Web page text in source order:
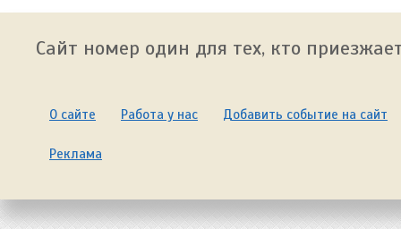
Сайт номер один для тех, кто
О сайте Работа у нас Добавить событие на сайт
Реклама